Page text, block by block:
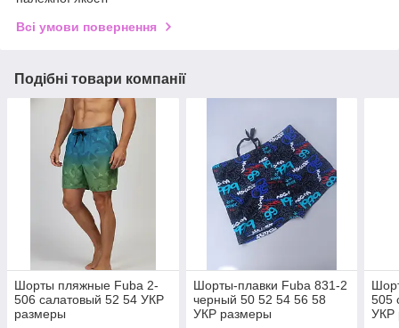
Всі умови повернення
Подібні товари компанії
Шорты пляжные Fuba 2-
506 салатовый 52 54 УКР
размеры
Шорты-плавки Fuba 831-2
черный 50 52 54 56 58
УКР размеры
505
УКР